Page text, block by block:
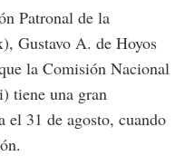
Patronal de la
Gustavo A. de Hoyos
la Comisión Nacional
tiene una gran
el 31 de agosto, cuando